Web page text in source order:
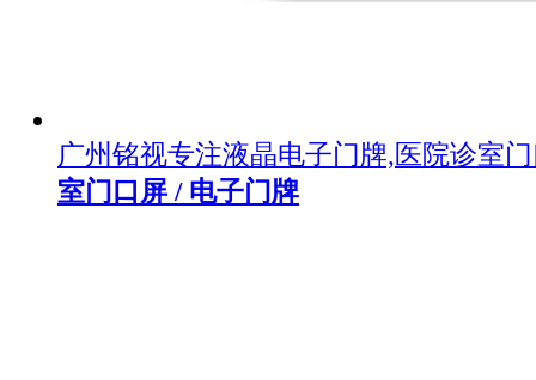
广州铭视专注液晶电子门牌,医院诊室
室门口屏 / 电子门牌